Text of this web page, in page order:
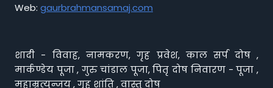
Web: gaurbrahmansamaj.com
शादी - विवाह, नामकरण, गृह प्रवेश, काल सर्प दोष ,
मार्कण्डेय पूजा , गुरु चांडाल पूजा, पितृ दोष निवारण - पूजा ,
महाम्रत्युन्जय , गृह शांति , वास्तु दोष